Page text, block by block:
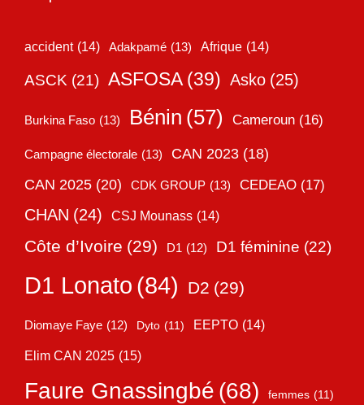
accident (14) Adakpamé (13) Afrique (14)
ASCK (21) ASFOSA (39) Asko (25)
Burkina Faso (13) Bénin (57) Cameroun (16)
Campagne électorale (13) CAN 2023 (18)
CAN 2025 (20) CDK GROUP (13) CEDEAO (17)
CHAN (24) CSJ Mounass (14)
Côte d’Ivoire (29) D1 (12) D1 féminine (22)
D1 Lonato (84) D2 (29)
Diomaye Faye (12) Dyto (11) EEPTO (14)
Elim CAN 2025 (15)
Faure Gnassingbé (68) femmes (11)